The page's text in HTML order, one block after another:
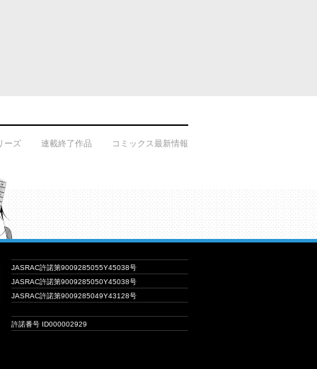
ーズ 連載終了作品 コミックス最新情報
JASRAC許諾第9009285055Y45038号
JASRAC許諾第9009285050Y45038号
JASRAC許諾第9009285049Y43128号
許諾番号 ID000002929